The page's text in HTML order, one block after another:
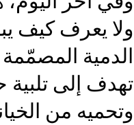
ولا يعرف كيف
الدمية
تهدف إلى تلبية
وتحميه من